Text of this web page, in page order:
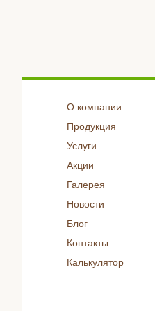
О компании
Продукция
Услуги
Акции
Галерея
Новости
Блог
Контакты
Калькулятор